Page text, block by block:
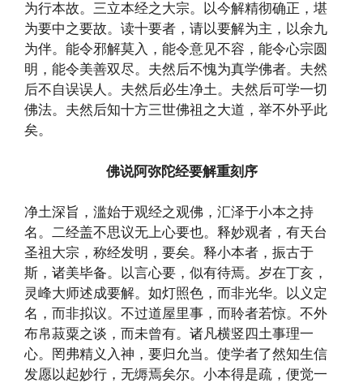
为行本故。三立本经之大宗。以今解精彻确正，堪
为要中之要故。读十要者，请以要解为主，以余九
为伴。能令邪解莫入，能令意见不容，能令心宗圆
明，能令美善双尽。夫然后不愧为真学佛者。夫然
后不自误误人。夫然后必生净土。夫然后可学一切
佛法。夫然后知十方三世佛祖之大道，举不外乎此
矣。
佛说阿弥陀经要解重刻序
净土深旨，滥始于观经之观佛，汇泽于小本之持
名。二经盖不思议无上心要也。释妙观者，有天台
圣祖大宗，称经发明，要矣。释小本者，振古于
斯，诸美毕备。以言心要，似有待焉。岁在丁亥，
灵峰大师述成要解。如灯照色，而非光华。以义定
名，而非拟议。不过道屋里事，而聆者若惊。不外
布帛菽粟之谈，而未曾有。诸凡横竖四土事理一
心。罔弗精义入神，要归允当。使学者了然知生信
发愿以起妙行，无缛焉矣尔。小本得是疏，便觉一